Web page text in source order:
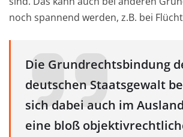
noch spannend werden, z.B. bei
Die Grundrechtsbindung
deutschen Staatsgewalt
sich dabei auch im
eine bloß